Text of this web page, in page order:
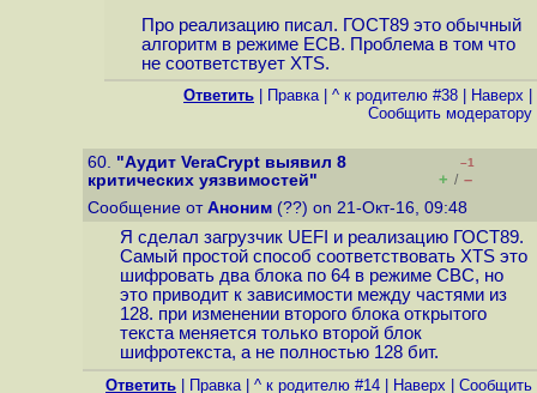
Про реализацию писал. ГОСТ89 это обычный
алгоритм в режиме ECB. Проблема в том что
не соответствует XTS.
Ответить Правка| ^ к родителю #38 Наверх
Cообщить модератору
60. "Аудит VeraCrypt выявил 8
критических уязвимостей"
–1
+ / –
Сообщение от Аноним (??) on 21-Окт-16, 09:48
Я сделал загрузчик UEFI и реализацию ГОСТ89.
Самый простой способ соответствовать XTS это
шифровать два блока по 64 в режиме CBC, но
это приводит к зависимости между частями из
128. при изменении второго блока открытого
текста меняется только второй блок
шифротекста, а не полностью 128 бит.
Ответить Правка| ^ к родителю #14 Наверх
Cообщить